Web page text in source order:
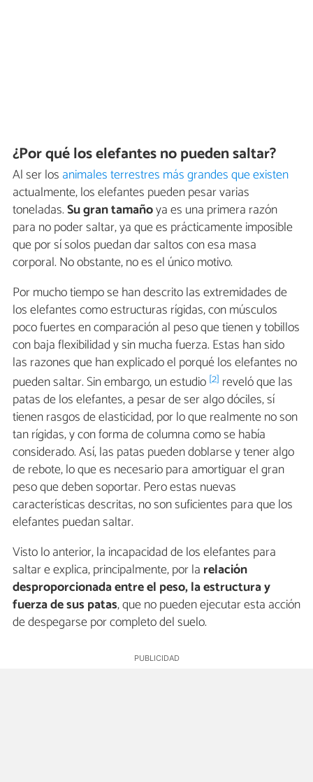
¿Por qué los elefantes no pueden saltar?
Al ser los animales terrestres más grandes que existen
actualmente, los elefantes pueden pesar varias
toneladas.Su gran tamañoya es una primera razón
para no poder saltar, ya que es prácticamente imposible
que por sí solos puedan dar saltos con esa masa
corporal. No obstante, no es el único motivo.
Por mucho tiempo se han descrito las extremidades de
los elefantes como estructuras rígidas, con músculos
poco fuertes en comparación al peso que tienen y tobillos
con baja flexibilidad y sin mucha fuerza. Estas han sido
las razones que han explicado el porqué los elefantes no
pueden saltar. Sin embargo, un estudio [2] reveló que las
patas de los elefantes, a pesar de ser algo dóciles, sí
tienen rasgos de elasticidad, por lo que realmente no son
tan rígidas, y con forma de columna como se había
considerado. Así, las patas pueden doblarse y tener algo
de rebote, lo que es necesario para amortiguar el gran
peso que deben soportar. Pero estas nuevas
características descritas, no son suficientes para que los
elefantes puedan saltar.
Visto lo anterior, la incapacidad de los elefantes para
saltar e explica, principalmente, por la relación
desproporcionada entre el peso, la estructura y
fuerza de sus patas, que no pueden ejecutar esta acción
de despegarse por completo del suelo.